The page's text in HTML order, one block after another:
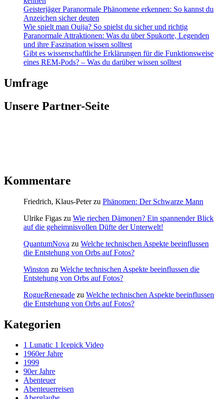
Geisterjäger Paranormale Phänomene erkennen: So kannst du
Anzeichen sicher deuten
Wie spielt man Ouija? So spielst du sicher und richtig
Paranormale Attraktionen: Was du über Spukorte, Legenden
und ihre Faszination wissen solltest
Gibt es wissenschaftliche Erklärungen für die Funktionsweise
eines REM-Pods? – Was du darüber wissen solltest
Umfrage
Unsere Partner-Seite
Kommentare
Friedrich, Klaus-Peterzu Phänomen: Der Schwarze Mann
Ulrike Figas zu Wie riechen Dämonen? Ein spannender Blick
auf die geheimnisvollen Düfte der Unterwelt!
QuantumNova zu Welche technischen Aspekte beeinflussen
die Entstehung von Orbs auf Fotos?
Winston zu Welche technischen Aspekte beeinflussen die
Entstehung von Orbs auf Fotos?
RogueRenegade zu Welche technischen Aspekte beeinflussen
die Entstehung von Orbs auf Fotos?
Kategorien
1 Lunatic 1 Icepick Video
1960er Jahre
1999
90er Jahre
Abenteuer
Abenteuerreisen